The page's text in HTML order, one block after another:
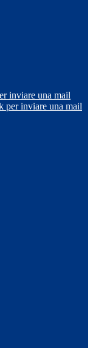
inviare una mail
per inviare una mail